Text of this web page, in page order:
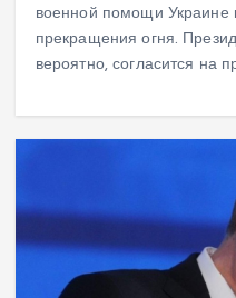
военной помощи Украине
прекращения огня.
вероятно, согласится на